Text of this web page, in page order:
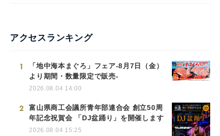
アクセスランキング
1
「地中海本まぐろ」フェア-8月7日（金）
より期間・数量限定で販売-
2026.08.04 14:00
2
富山県商工会議所青年部連合会 創立50周
年記念祝賀会 「DJ盆踊り」を開催します
2026.08.04 15:25